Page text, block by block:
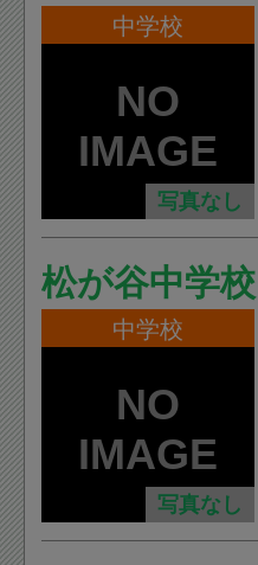
中学校
写真なし
松が谷中学校
中学校
写真なし